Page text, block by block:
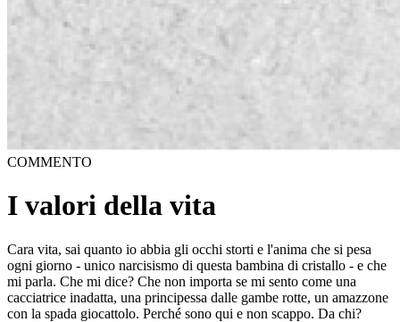
COMMENTO
I valori della vita
Cara vita, sai quanto io abbia gli occhi storti e l'anima che si pesa
ogni giorno - unico narcisismo di questa bambina di cristallo - e che
mi parla. Che mi dice? Che non importa se mi sento come una
cacciatrice inadatta, una principessa dalle gambe rotte, un amazzone
con la spada giocattolo. Perché sono qui e non scappo. Da chi?